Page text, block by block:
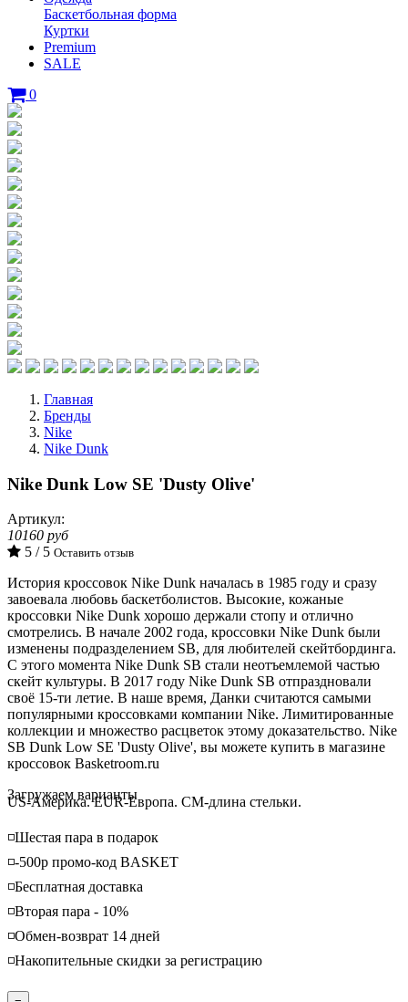
Баскетбольная форма
Куртки
Premium
SALE
0
Главная
Бренды
Nike
Nike Dunk
Nike Dunk Low SE 'Dusty Olive'
Артикул:
10160 руб
5 / 5 Оставить отзыв
История кроссовок Nike Dunk началась в 1985 году и сразу
завоевала любовь баскетболистов. Высокие, кожаные
кроссовки Nike Dunk хорошо держали стопу и отлично
смотрелись. В начале 2002 года, кроссовки Nike Dunk были
изменены подразделением SB, для любителей скейтбординга.
С этого момента Nike Dunk SB стали неотъемлемой частью
скейт культуры. В 2017 году Nike Dunk SB отпраздновали
своё 15-ти летие. В наше время, Данки считаются самыми
популярными кроссовками компании Nike. Лимитированные
коллекции и множество расцветок этому доказательство. Nike
SB Dunk Low SE 'Dusty Olive', вы можете купить в магазине
кроссовок Basketroom.ru
Loading...
Загружаем варианты
US-Америка. EUR-Европа. CM-длина стельки.
◽️Шестая пара в подарок
◽️-500р промо-код BASKET
◽️Бесплатная доставка
◽️Вторая пара - 10%
◽️Обмен-возврат 14 дней
◽️Накопительные скидки за регистрацию